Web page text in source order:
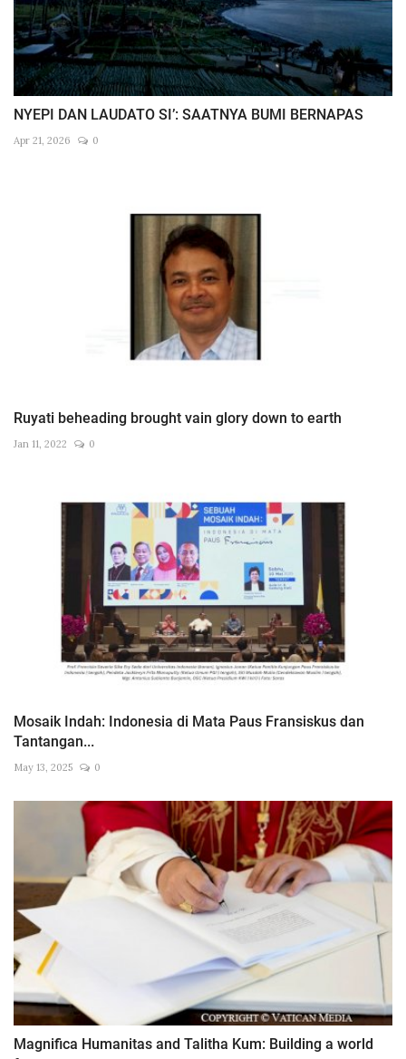
NYEPI DAN LAUDATO SI’: SAATNYA BUMI BERNAPAS
Apr 21, 2026 0
Ruyati beheading brought vain glory down to earth
Jan 11, 2022 0
Mosaik Indah: Indonesia di Mata Paus Fransiskus dan
Tantangan...
May 13, 2025 0
Magnifica Humanitas and Talitha Kum: Building a world